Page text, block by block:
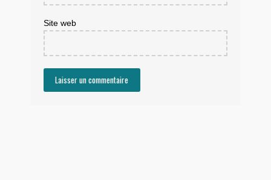
Site web